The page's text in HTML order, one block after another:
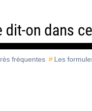
dit-on dans
fréquentes Les